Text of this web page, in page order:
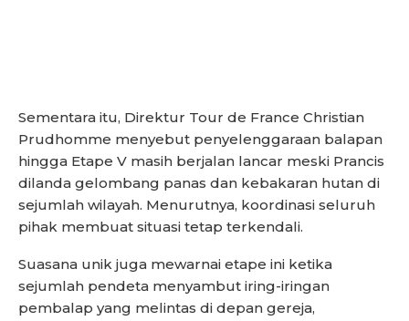
Sementara itu, Direktur Tour de France Christian
Prudhomme menyebut penyelenggaraan balapan
hingga Etape V masih berjalan lancar meski Prancis
dilanda gelombang panas dan kebakaran hutan di
sejumlah wilayah. Menurutnya, koordinasi seluruh
pihak membuat situasi tetap terkendali.
Suasana unik juga mewarnai etape ini ketika
sejumlah pendeta menyambut iring-iringan
pembalap yang melintas di depan gereja,